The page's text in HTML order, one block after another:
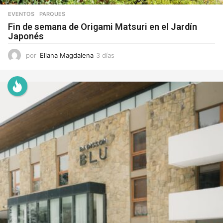
EVENTOS ,PARQUES
Fin de semana de Origami Matsuri en el Jardín
Japonés
por Eliana Magdalena 3 días
a